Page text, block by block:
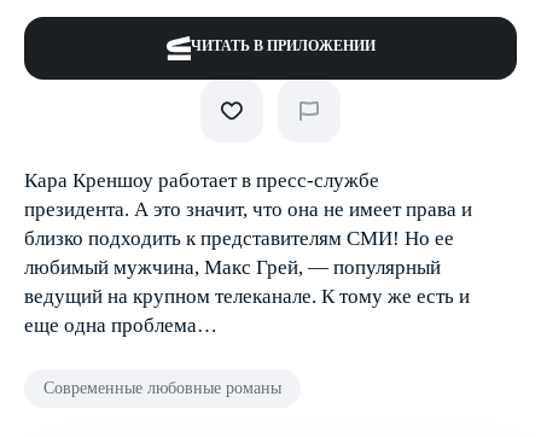
ЧИТАТЬ В ПРИЛОЖЕНИИ
Кара Креншоу работает в пресс-службе
президента. А это значит, что она не имеет права и
близко подходить к представителям СМИ! Но ее
любимый мужчина, Макс Грей, — популярный
ведущий на крупном телеканале. К тому же есть и
еще одна проблема…
Современные любовные романы